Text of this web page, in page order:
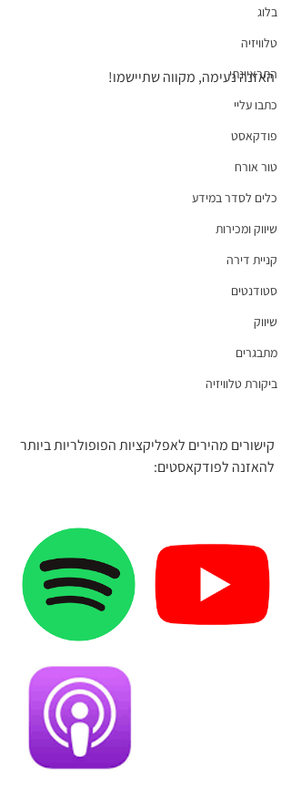
בלוג
טלוויזיה
התראיינתי
כתבו עליי
פודקאסט
טור אורח
כלים לסדר במידע
שיווק ומכירות
קניית דירה
סטודנטים
שיווק
מתבגרים
ביקורת טלוויזיה
האזנה נעימה, מקווה שתיישמו!
קישורים מהירים לאפליקציות הפופולריות ביותר
להאזנה לפודקאסטים: